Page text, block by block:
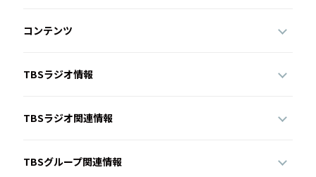
コンテンツ
TBSラジオ情報
TBSラジオ関連情報
TBSグループ関連情報